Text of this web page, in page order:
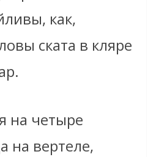
как,
ската в кляре
на четыре
на вертеле,